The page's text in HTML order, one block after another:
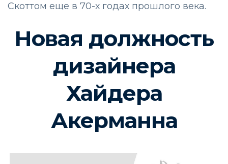
Скоттом еще в 70-х годах прошлого века.
Новая должность
дизайнера
Хайдера
Акерманна